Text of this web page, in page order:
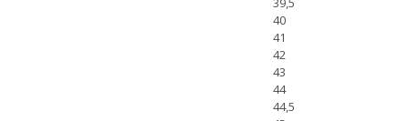
40
41
42
43
44
44,5